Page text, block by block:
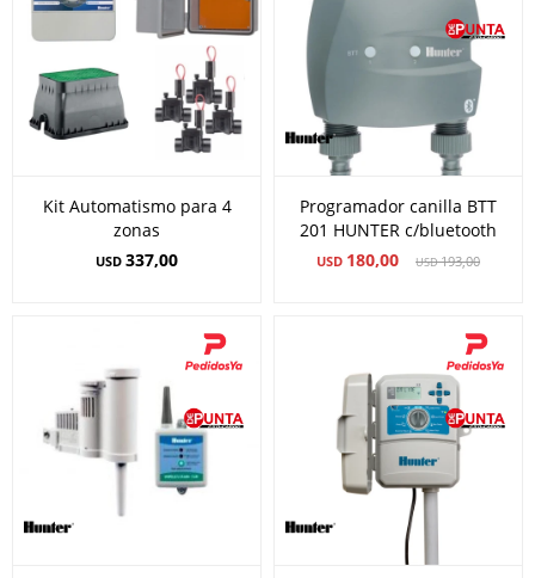
Kit Automatismo para 4
zonas
USD 337,00
Programador canilla BTT
201 HUNTER c/bluetooth
USD 180,00 USD193,00